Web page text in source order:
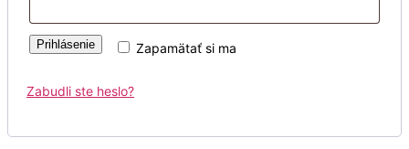
Zapamätať si ma
Prihlásenie
Zabudli ste heslo?